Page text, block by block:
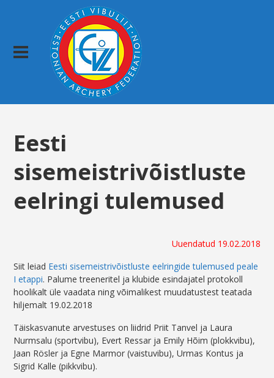
Eesti
sisemeistrivõistluste
eelringi tulemused
Uuendatud 19.02.2018
Siit leiad Eesti sisemeistrivõistluste eelringide tulemused peale
I etappi. Palume treeneritel ja klubide esindajatel protokoll
hoolikalt üle vaadata ning võimalikest muudatustest teatada
hiljemalt 19.02.2018
Täiskasvanute arvestuses on liidrid Priit Tanvel ja Laura
Nurmsalu (sportvibu), Evert Ressar ja Emily Hõim (plokkvibu),
Jaan Rösler ja Egne Marmor (vaistuvibu), Urmas Kontus ja
Sigrid Kalle (pikkvibu).